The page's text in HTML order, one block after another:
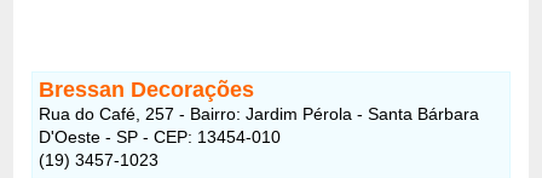
Bressan Decorações
Rua do Café, 257 - Bairro: Jardim Pérola - Santa Bárbara
D'Oeste - SP - CEP: 13454-010
(19) 3457-1023